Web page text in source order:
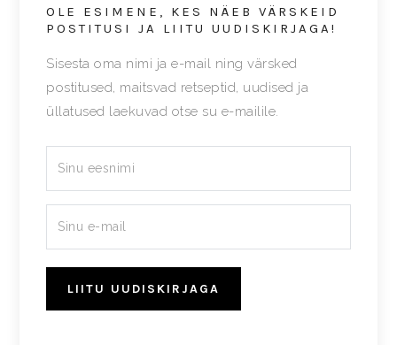
OLE ESIMENE, KES NÄEB VÄRSKEID
POSTITUSI JA LIITU UUDISKIRJAGA!
Sisesta oma nimi ja e-mail ning värsked
postitused, maitsvad retseptid, uudised ja
üllatused laekuvad otse su e-mailile.
LIITU UUDISKIRJAGA